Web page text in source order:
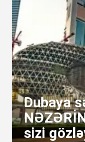
Dubaya
sizi